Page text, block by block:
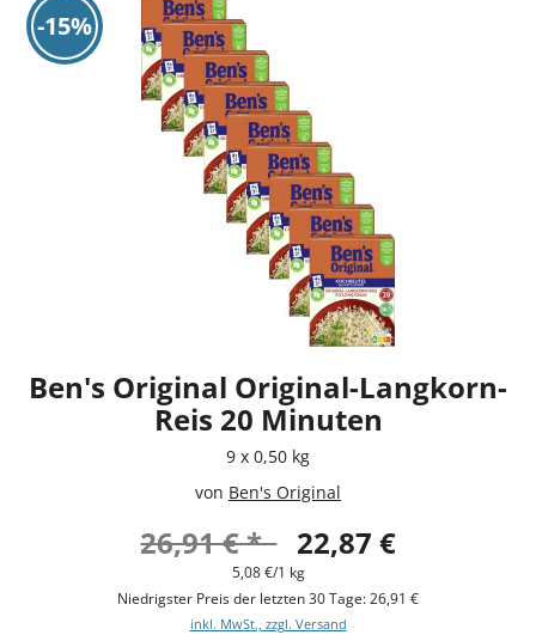
-15%
Ben's Original Original-Langkorn-
Reis 20 Minuten
9 x 0,50 kg
von Ben's Original
26,91 € * 22,87 €
5,08 €/1 kg
Niedrigster Preis der letzten 30 Tage: 26,91 €
inkl. MwSt., zzgl. Versand